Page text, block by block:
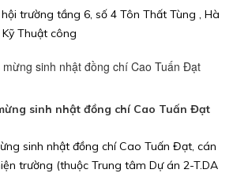
trường tầng 6, số 4 Tôn Thất Tùng , Hà
Thuật công
sinh nhật đồng chí Cao Tuấn Đạt
sinh nhật đồng chí Cao Tuấn Đạt, cán
trường (thuộc Trung tâm Dự án 2-T.DA